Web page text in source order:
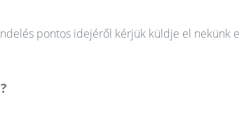
pontos idejéről kérjük küldje el nekünk